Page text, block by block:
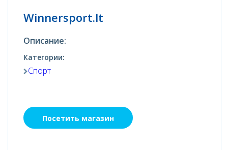
Winnersport.lt
Описание:
Категории:
Спорт
Посетить магазин